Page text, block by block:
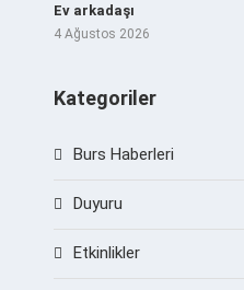
Ev arkadaşı
4 Ağustos 2026
Kategoriler
Burs Haberleri
Duyuru
Etkinlikler